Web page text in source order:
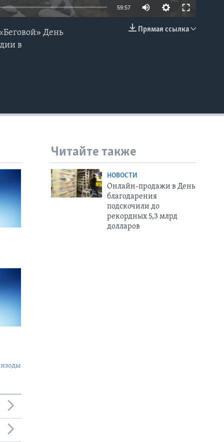
59:57
Прямая ссылка
День
в
Читайте также
НОВОСТИ
Онлайн-продажи в День
благодарения
подскочили до
рекордных 5,3 млрд
долларов